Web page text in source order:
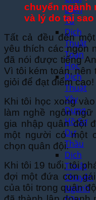
Điện
Tử
Dịch
Thuật
Toán
Học
Dịch
Thuật
Xây
Dựng,
Hồ Sơ
Dự
Thầu
Dịch
Thuật
Chuyên
Ngành
chuyển ngành
và lý do tại
Tất cả đều đến
yêu thích các ngôn
đã nói được tiếng
Vì tôi kém toán, nên
giỏi để đạt điểm cao!
Khi tôi học xong
làm nghề ngôn
gia nhập quân đội
một người có một
chọn quân đội.
Khi tôi 19 tuổi, tôi
đợi một đứa con
của tôi trong quân